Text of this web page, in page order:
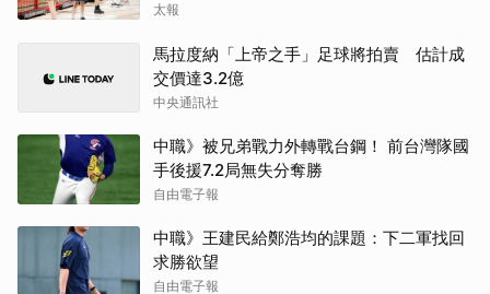
太報
馬拉度納「上帝之手」足球將拍賣 估計成
交價達3.2億
中央通訊社
中職》被兄弟戰力外轉戰台鋼！ 前台灣隊國
手後援7.2局無失分奪勝
自由電子報
中職》王建民給鄭浩均的課題：下二軍找回
求勝欲望
自由電子報